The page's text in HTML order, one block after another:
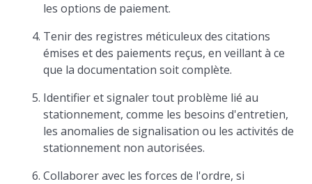
les options de paiement.
Tenir des registres méticuleux des citations
émises et des paiements reçus, en veillant à ce
que la documentation soit complète.
Identifier et signaler tout problème lié au
stationnement, comme les besoins d'entretien,
les anomalies de signalisation ou les activités de
stationnement non autorisées.
Collaborer avec les forces de l'ordre, si